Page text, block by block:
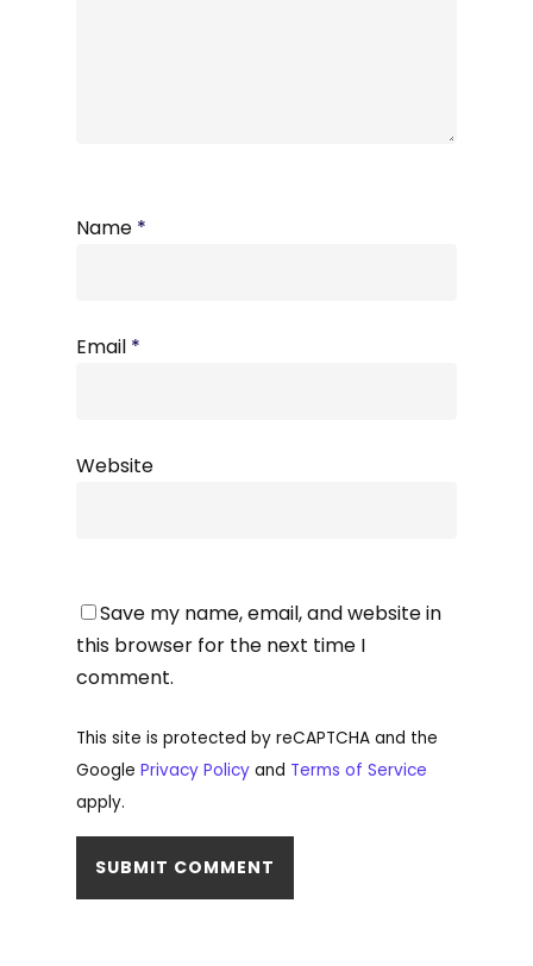
Name *
Email *
Website
Save my name, email, and website in
this browser for the next time I
comment.
This site is protected by reCAPTCHA and the
Google Privacy Policy and Terms of Service
apply.